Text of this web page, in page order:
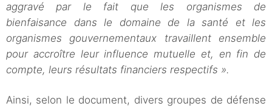
le Royaume-Uni
aggravé par le fait que les organismes de
bienfaisance dans le domaine de la santé et les
organismes gouvernementaux travaillent ensemble
pour accroître leur influence mutuelle et, en fin de
compte, leurs résultats financiers respectifs ».
Ainsi, selon le document, divers groupes de défense